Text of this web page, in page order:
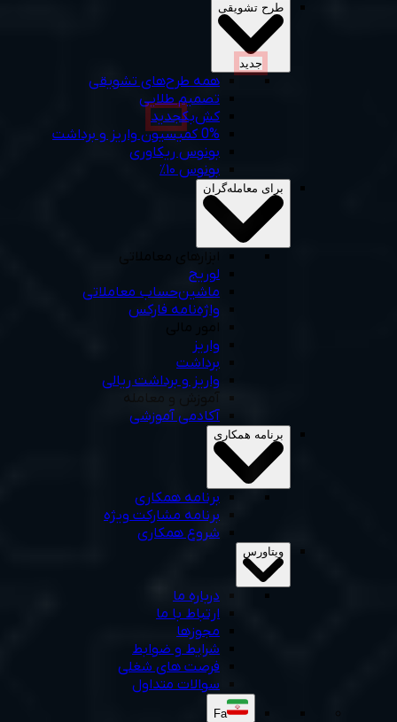
طرح‌ تشویقی
جديد
همه‌ طرح‌های‌ تشویقی
تصمیم طلایی
کش‌بکجديد
0% کمیسیون واریز و برداشت
بونوس ریکاوری
بونوس ۱۰٪
برای معامله‌گران
ابزارهای معاملاتی
لوریج
ماشین‌حساب‌ معاملاتی
واژه‌نامه فارکس
واریز
برداشت
واریز و برداشت ریالی
آکادمی آموزشی
برنامه همکاری
برنامه همکاری
برنامه مشارکت ویژه
شروع همکاری
ویتاورس
درباره ما
ارتباط با ما
مجوزها
شرایط و ضوابط
فرصت های شغلی
سوالات متداول
Fa